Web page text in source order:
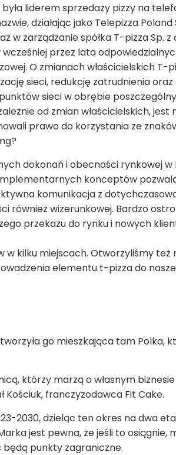
liderem sprzedaży pizzy na
działając jako Telepizza Poland
w zarządzanie spółka T-pizza Sp.
przez lata
O zmianach właścicielskich T-
sieci, redukcję zatrudnienia
sieci w obrębie
od zmian właścicielskich,
prawo do korzystania ze
dokonań i obecności rynkowej w
konceptów
komunikacja z
również wizerunkowej. Bardzo
przekazu do rynku i nowych
w kilku miejscach. Otworzyliśmy też
elementu t-pizza do
go mieszkająca tam Polka,
którzy marzą o własnym
Kościuk, franczyzodawca Fit Cake.
2030, dzieląc ten okres na dwa
jest pewna, że jeśli to osiągnie,
będą punkty zagraniczne.